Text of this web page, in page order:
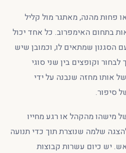
או פחות מהנה, מאתגר מול קליל
בתחום האימפרוב. כל אחד יכול
הסגנון שמתאים לו, וכמובן שיש
וקופצים בין שני סוגי
אותו מחזה שנבנה על ידי
סיפור.
של מישהו מהקהל או רגע מחייו
שלמה שנוצרת תוך כדי תנועה
יש כיום עשרות קבוצות